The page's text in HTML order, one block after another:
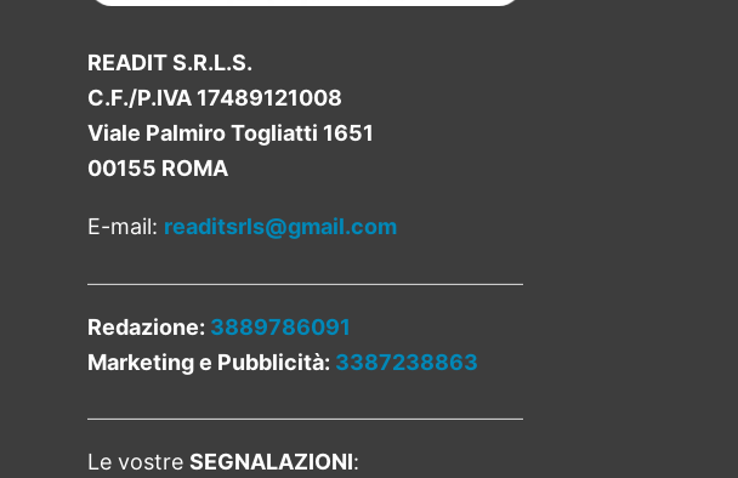
READIT S.R.L.S.
C.F./P.IVA 17489121008
Viale Palmiro Togliatti 1651
00155 ROMA
E-mail: readitsrls@gmail.com
Redazione: 3889786091
Marketing e Pubblicità: 3387238863
Le vostre SEGNALAZIONI: